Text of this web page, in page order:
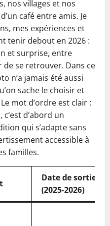
nos villages et nos
café entre amis. Je
mes expériences et
tenir debout en 2026 :
et surprise, entre
se retrouver. Dans ce
n’a jamais été aussi
sache le choisir et
mot d’ordre est clair :
d’abord un
qui s’adapte sans
accessible à
familles.
Date de sortie
(2025-2026)